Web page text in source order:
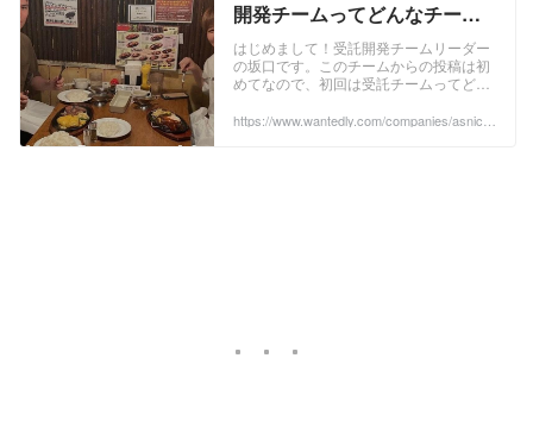
開発チームってどんなチー
ム？ | アスニカ株式会社
はじめまして！受託開発チームリーダー
の坂口です。このチームからの投稿は初
めてなので、初回は受託チームってどん
ます。お気軽にお付き合いくださいま
https://www.wantedly.com/companies/asnica/